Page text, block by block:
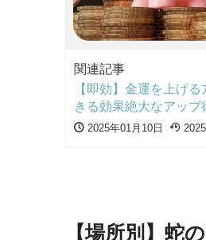
関連記事
【即効】金運を上げ
きる効果絶大なアップ
2025年01月10日
【場所別】蛇